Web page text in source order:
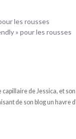
les rousses
» pour les rousses
capillaire de Jessica, et
de son blog un havre